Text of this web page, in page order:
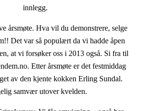
innlegg.
årsmøte. Hva vil du demonstrere, selge
Det var så populært da vi hadde åpen
at vi forsøker oss i 2013 også. Si fra til
Etter årsmøte er det festmiddag
av den kjente kokken Erling Sundal.
samvær utover kvelden.